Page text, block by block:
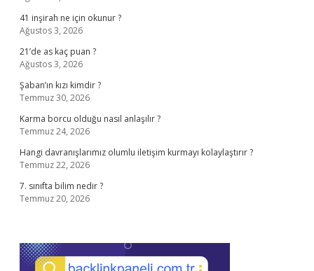
41 inşirah ne için okunur ?
Ağustos 3, 2026
21’de as kaç puan ?
Ağustos 3, 2026
Şaban’ın kızı kimdir ?
Temmuz 30, 2026
Karma borcu olduğu nasıl anlaşılır ?
Temmuz 24, 2026
Hangi davranışlarımız olumlu iletişim kurmayı kolaylaştırır ?
Temmuz 22, 2026
7. sınıfta bilim nedir ?
Temmuz 20, 2026